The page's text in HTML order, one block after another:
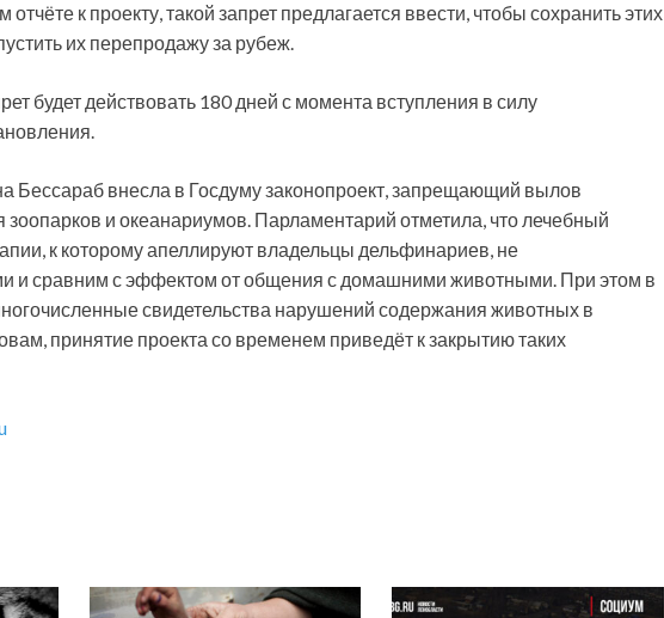
отчёте к проекту, такой запрет предлагается ввести, чтобы сохранить этих
их перепродажу за рубеж.
будет действовать 180 дней с момента вступления в силу
Бессараб внесла в Госдуму законопроект, запрещающий вылов
зоопарков и океанариумов. Парламентарий отметила, что лечебный
к которому апеллируют владельцы дельфинариев, не
и сравним с эффектом от общения с домашними животными. При этом в
свидетельства нарушений содержания животных в
принятие проекта со временем приведёт к закрытию таких